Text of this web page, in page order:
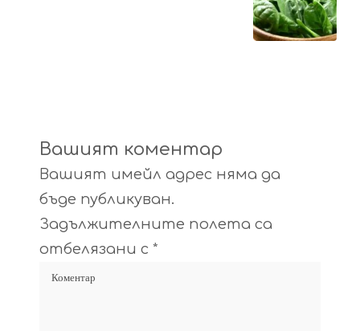
Вашият коментар
Вашият имейл адрес няма да
бъде публикуван.
Задължителните полета са
отбелязани с *